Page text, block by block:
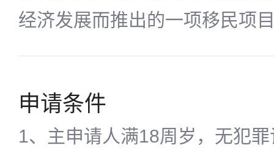
经济发展而推出的一项移民项
申请条件
1、主申请人满18周岁，无犯